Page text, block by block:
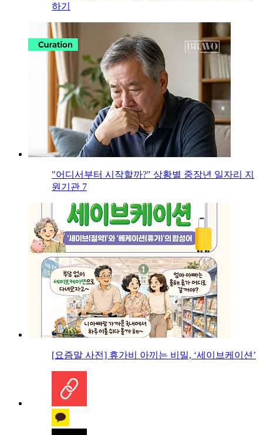
하기
"어디서부터 시작할까?" 상황별 중장년 일자리 지
원기관 7
[요즘말 사전] 휴가비 아끼는 비밀, ‘세이브케이션’